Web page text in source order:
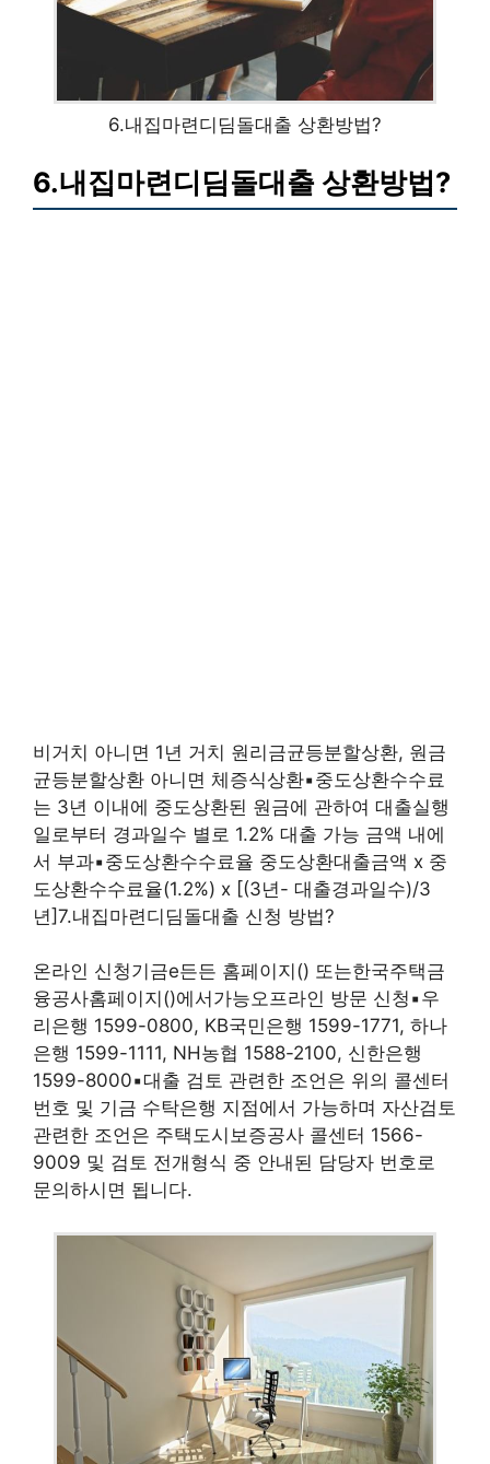
6.내집마련디딤돌대출 상환방법?
6.내집마련디딤돌대출 상환방법?
비거치 아니면 1년 거치 원리금균등분할상환, 원금
균등분할상환 아니면 체증식상환▪중도상환수수료
는 3년 이내에 중도상환된 원금에 관하여 대출실행
일로부터 경과일수 별로 1.2% 대출 가능 금액 내에
서 부과▪중도상환수수료율 중도상환대출금액 x 중
도상환수수료율(1.2%) x [(3년- 대출경과일수)/3
년]7.내집마련디딤돌대출 신청 방법?
온라인 신청기금e든든 홈페이지() 또는한국주택금
융공사홈페이지()에서가능오프라인 방문 신청▪우
리은행 1599-0800, KB국민은행 1599-1771, 하나
은행 1599-1111, NH농협 1588-2100, 신한은행
1599-8000▪대출 검토 관련한 조언은 위의 콜센터
번호 및 기금 수탁은행 지점에서 가능하며 자산검토
관련한 조언은 주택도시보증공사 콜센터 1566-
9009 및 검토 전개형식 중 안내된 담당자 번호로
문의하시면 됩니다.